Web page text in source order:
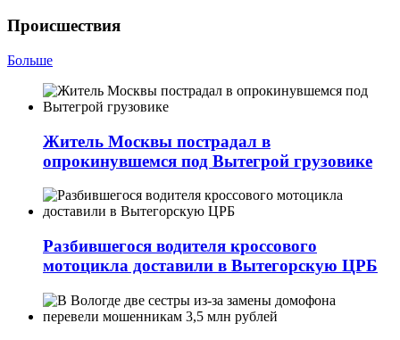
Происшествия
Больше
Житель Москвы пострадал в
опрокинувшемся под Вытегрой грузовике
Разбившегося водителя кроссового
мотоцикла доставили в Вытегорскую ЦРБ